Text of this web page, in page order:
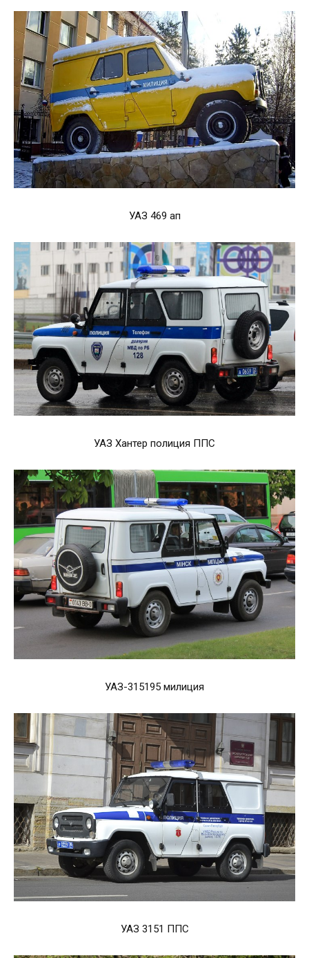
УАЗ 469 ап
УАЗ Хантер полиция ППС
УАЗ-315195 милиция
УАЗ 3151 ППС